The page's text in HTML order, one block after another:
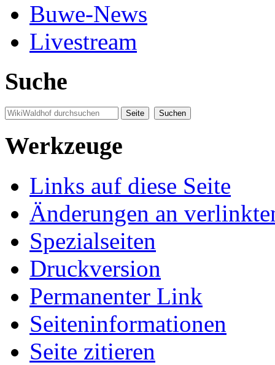
Buwe-News
Livestream
Suche
Werkzeuge
Links auf diese Seite
Änderungen an
Spezialseiten
Druckversion
Permanenter Link
Seiten­informationen
Seite zitieren